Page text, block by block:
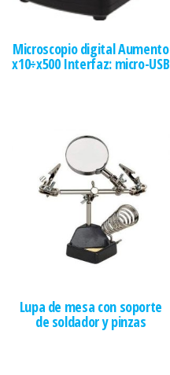
Microscopio digital Aumento
x10÷x500 Interfaz: micro-USB
Lupa de mesa con soporte
de soldador y pinzas